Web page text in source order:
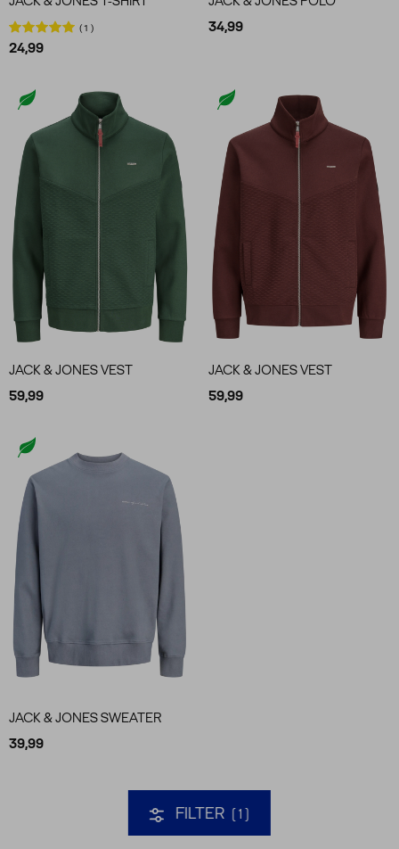
1
24,99
34,99
JACK & JONES VEST
59,99
JACK & JONES VEST
59,99
JACK & JONES SWEATER
39,99
FILTER 1